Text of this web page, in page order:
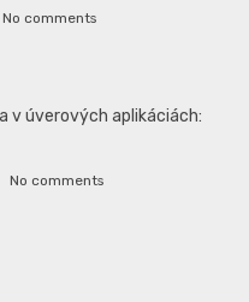
No comments
v úverových aplikáciách:
No comments